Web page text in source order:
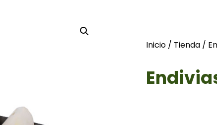
Inicio / Tienda /